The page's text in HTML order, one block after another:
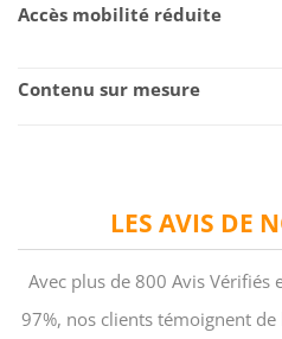
LES AVIS DE
Avec plus de 800 Avis Vérifiés
97%, nos clients témoignent
Accès mobilité réduite
Contenu sur mesure